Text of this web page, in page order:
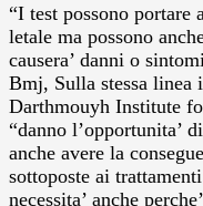
“I test possono portare
letale ma possono
causera’ danni o
Bmj, Sulla stessa linea
Darthmouyh Institute
“danno l’opportunita’
anche avere la
sottoposte ai
necessita’ anche